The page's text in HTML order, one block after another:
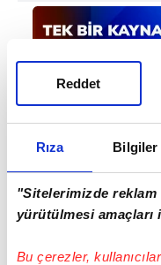
Rıza Bilgiler
"Sitelerimizde
yürütülmesi amaçları
Bu çerezler,
Reddet
#RENNES